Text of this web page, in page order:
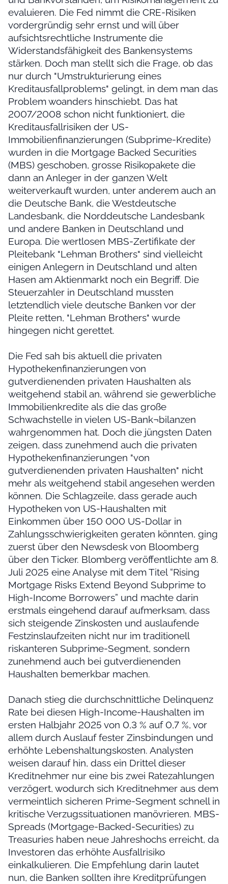
evaluieren. Die Fed nimmt die CRE-Risiken
vordergründig sehr ernst und will über
aufsichtsrechtliche Instrumente die
Widerstandsfähigkeit des Bankensystems
stärken. Doch man stellt sich die Frage, ob das
nur durch "Umstrukturierung eines
Kreditausfallproblems" gelingt, in dem man das
Problem woanders hinschiebt. Das hat
2007/2008 schon nicht funktioniert, die
Kreditausfallrisiken der US-
Immobilienfinanzierungen (Subprime-Kredite)
wurden in die Mortgage Backed Securities
(MBS) geschoben, grosse Risikopakete die
dann an Anleger in der ganzen Welt
weiterverkauft wurden, unter anderem auch an
die Deutsche Bank, die Westdeutsche
Landesbank, die Norddeutsche Landesbank
und andere Banken in Deutschland und
Europa. Die wertlosen MBS-Zertifikate der
Pleitebank "Lehman Brothers" sind vielleicht
einigen Anlegern in Deutschland und alten
Hasen am Aktienmarkt noch ein Begriff. Die
Steuerzahler in Deutschland mussten
letztendlich viele deutsche Banken vor der
Pleite retten, "Lehman Brothers" wurde
hingegen nicht gerettet.
Die Fed sah bis aktuell die privaten
Hypothekenfinanzierungen von
gutverdienenden privaten Haushalten als
weitgehend stabil an, während sie gewerbliche
Immobilienkredite als die das große
Schwachstelle in vielen US-Bank¬bilanzen
wahrgenommen hat. Doch die jüngsten Daten
zeigen, dass zunehmend auch die privaten
Hypothekenfinanzierungen "von
gutverdienenden privaten Haushalten" nicht
mehr als weitgehend stabil angesehen werden
können. Die Schlagzeile, dass gerade auch
Hypotheken von US-Haushalten mit
Einkommen über 150 000 US-Dollar in
Zahlungsschwierigkeiten geraten könnten, ging
zuerst über den Newsdesk von Bloomberg
über den Ticker. Blomberg veröffentlichte am 8.
Juli 2025 eine Analyse mit dem Titel “Rising
Mortgage Risks Extend Beyond Subprime to
High-Income Borrowers” und machte darin
erstmals eingehend darauf aufmerksam, dass
sich steigende Zinskosten und auslaufende
Festzinslaufzeiten nicht nur im traditionell
riskanteren Subprime-Segment, sondern
zunehmend auch bei gutverdienenden
Haushalten bemerkbar machen.
Danach stieg die durchschnittliche Delinquenz
Rate bei diesen High-Income-Haushalten im
ersten Halbjahr 2025 von 0,3 % auf 0,7 %, vor
allem durch Auslauf fester Zinsbindungen und
erhöhte Lebenshaltungskosten. Analysten
weisen darauf hin, dass ein Drittel dieser
Kreditnehmer nur eine bis zwei Ratezahlungen
verzögert, wodurch sich Kreditnehmer aus dem
vermeintlich sicheren Prime-Segment schnell in
kritische Verzugssituationen manövrieren. MBS-
Spreads (Mortgage-Backed-Securities) zu
Treasuries haben neue Jahreshochs erreicht, da
Investoren das erhöhte Ausfallrisiko
einkalkulieren. Die Empfehlung darin lautet
nun, die Banken sollten ihre Kreditprüfungen